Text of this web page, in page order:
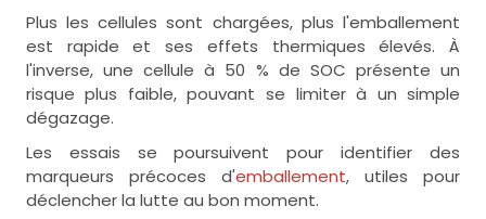
Plus les cellules sont chargées, plus l'emballement
est rapide et ses effets thermiques élevés. À
l'inverse, une cellule à 50 % de SOC présente un
risque plus faible, pouvant se limiter à un simple
dégazage.
Les essais se poursuivent pour identifier des
marqueurs précoces d'emballement, utiles pour
déclencher la lutte au bon moment.